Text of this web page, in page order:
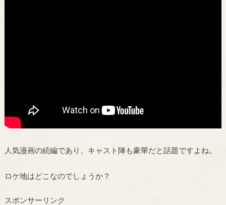
人気漫画の続編であり、キャスト陣も豪華だと話題ですよね。
ロケ地はどこなのでしょうか？
スポンサーリンク